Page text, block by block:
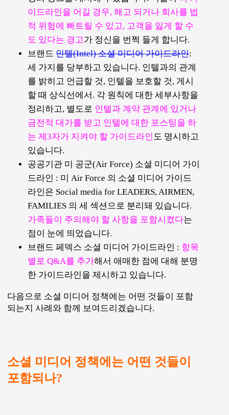
이드라인을 어길 경우, 해고 되거나 회사를 법
적 위험에 빠트릴 수 있고, 고객을 잃게 할 수
도 있다는 경고가 정신을 번쩍 들게 합니다.
브랜드인텔(Intel) 소셜 미디어 가이드라인:
세 가지를 당부하고 있습니다. 인텔과의 관계
를 밝히고 언급할 것, 인텔을 보호할 것, 게시
할 때 상식선에서. 각 원칙에 대한 세부사항을
정리하고, 별도로 인텔과 계약 관계에 있거나
금전적 대가를 받고 인텔에 대한 포스팅을 하
는 제3자가 지켜야 할 가이드라인도 명시하고
있습니다.
공공기관 미 공군(Air Force) 소셜 미디어 가이
드라인 : 미 Air Force 의 소셜 미디어 가이드
라인은 Social media for LEADERS, AIRMEN,
FAMILIES 의 세 섹션으로 분리돼 있습니다.
가족들이 주의해야 할 사항을 포함시켰다는
점이 눈에 띄었습니다.
브랜드 페덱스 소셜 미디어 가이드라인 : 항목
별로 Q&A를 추가해서 애매한 점에 대해 분명
한 가이드라인을 제시하고 있습니다.
다음으로 소셜 미디어 정책에는 어떤 것들이 포함
되는지 사례와 함께 보여드리겠습니다.
소셜 미디어 정책에는 어떤 것들이
포함되나?